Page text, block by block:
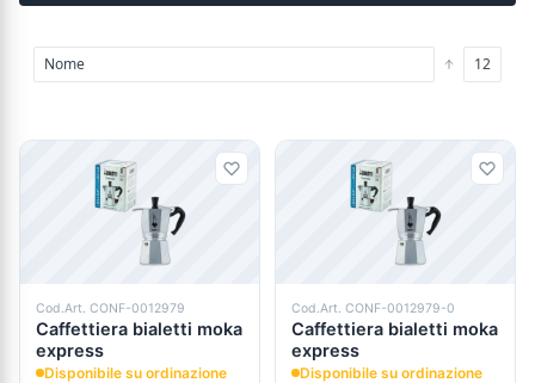
Prodotti
Cod.Art. CONF-0012979
Caffettiera bialetti moka
express
Disponibile su ordinazione
Cod.Art. CONF-0012979-0
Caffettiera bialetti moka
express
Disponibile su ordinazione